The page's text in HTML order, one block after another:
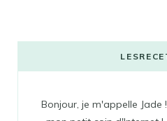
Bonjour, je m'appelle Jade